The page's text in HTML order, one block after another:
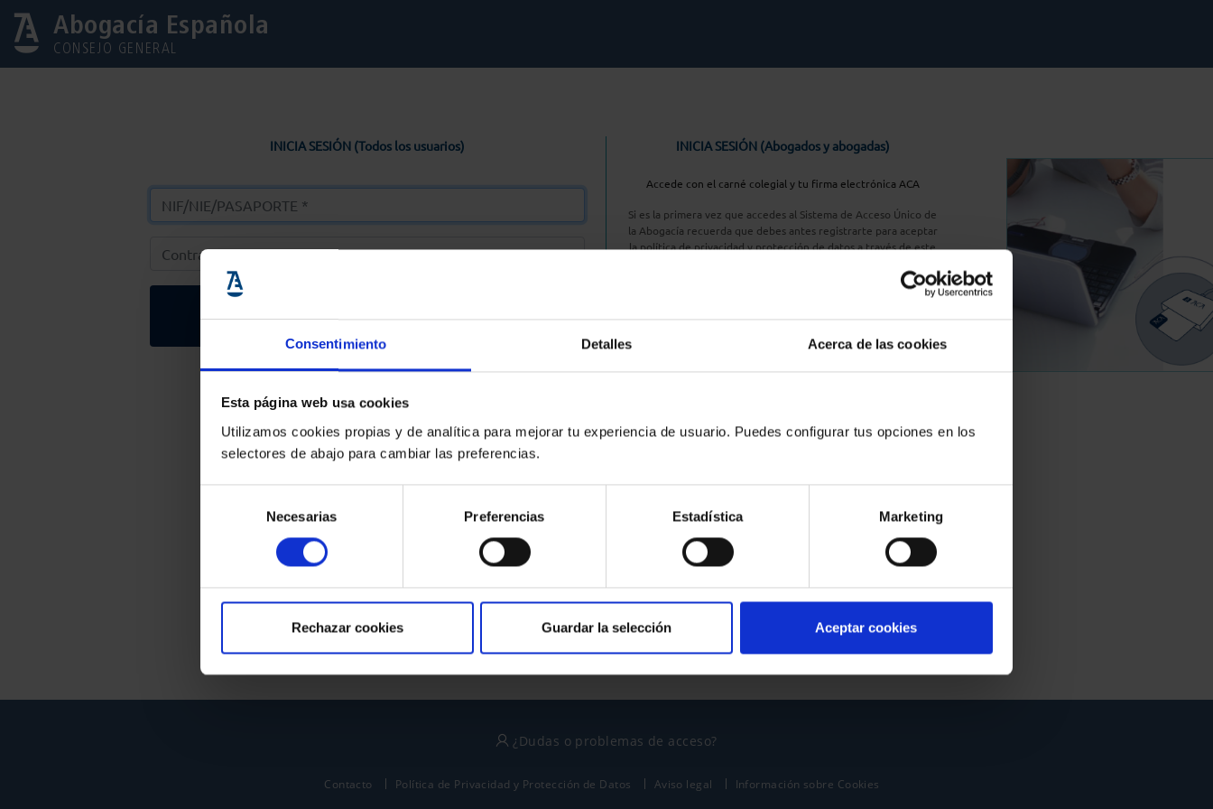
Consentimiento Detalles Acerca de las cookies
Esta página web usa cookies
Utilizamos cookies propias y de analítica para mejorar tu experiencia de usuario. Puedes configurar tus opciones en los
selectores de abajo para cambiar las preferencias.
consentimiento
Necesarias Preferencias Estadística Marketing
Rechazar cookies Guardar la selección Aceptar cookies
Abogacía Española
CONSEJO GENERAL
INICIA SESIÓN (Todos los usuarios)
Entrar
Solicitar Contraseña
INICIA SESIÓN (Abogados y abogadas)
Accede con el carné colegial y tu firma electrónica ACA
Si es la primera vez que accedes al Sistema de Acceso Único de
la Abogacía recuerda que debes antes registrarte para aceptar
la política de privacidad y protección de datos a través de este
Entrar con ACA Plus
¿No tienes cuenta?
política de privacidad
y términos del servicio
¿Dudas o problemas de acceso?
Contacto Política de Privacidad y Protección de Datos Aviso legal Información sobre Cookies